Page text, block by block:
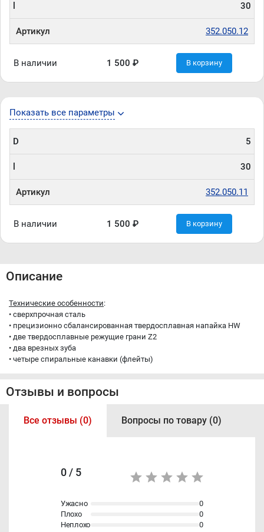
30
Артикул 352.050.12
В наличии 1 500 ₽ В корзину
Показать все параметры
D 5
30
Артикул 352.050.11
В наличии 1 500 ₽ В корзину
Описание
Технические особенности:
• cверхпрочная сталь
• прецизионно сбалансированная твердосплавная напайка HW
• две твердосплавные режущие грани Z2
• два врезных зуба
• четыре спиральные канавки (флейты)
Отзывы и вопросы
Все отзывы (0) Вопросы по товару (0)
0 / 5
Ужасно
0
Плохо
0
Неплохо
0